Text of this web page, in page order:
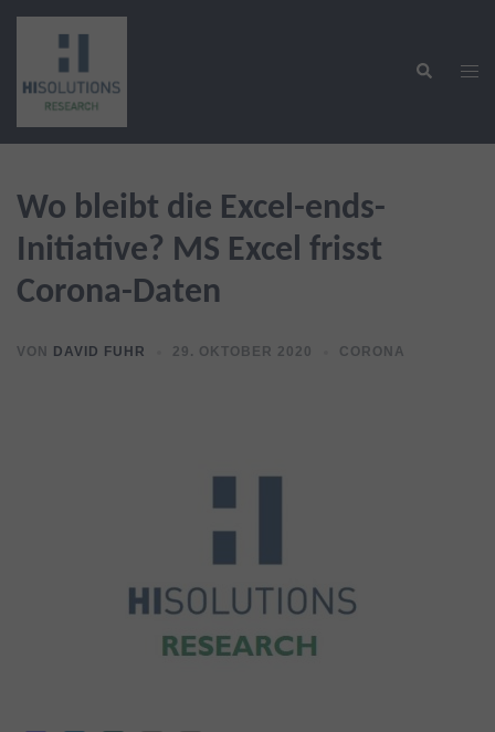
Zum
springen
Suche
Wo bleibt die Excel-ends-
Initiative? MS Excel frisst
Corona-Daten
VON DAVID FUHR 29. OKTOBER 2020 CORONA